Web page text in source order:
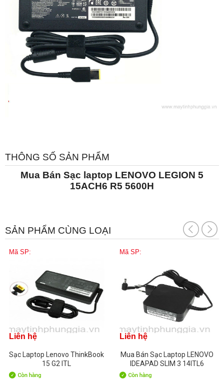
THÔNG SỐ SẢN PHẨM
Mua Bán Sạc laptop LENOVO LEGION 5
15ACH6 R5 5600H
SẢN PHẨM CÙNG LOẠI
Mã SP:
Liên hệ
Sạc Laptop Lenovo ThinkBook
15 G2 ITL
Mã SP:
Liên hệ
Mua Bán Sạc Laptop LENOVO
IDEAPAD SLIM 3 14ITL6